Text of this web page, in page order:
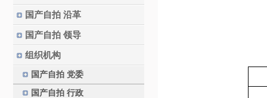
国产自拍 沿革
国产自拍 领导
组织机构
国产自拍 党委
国产自拍 行政